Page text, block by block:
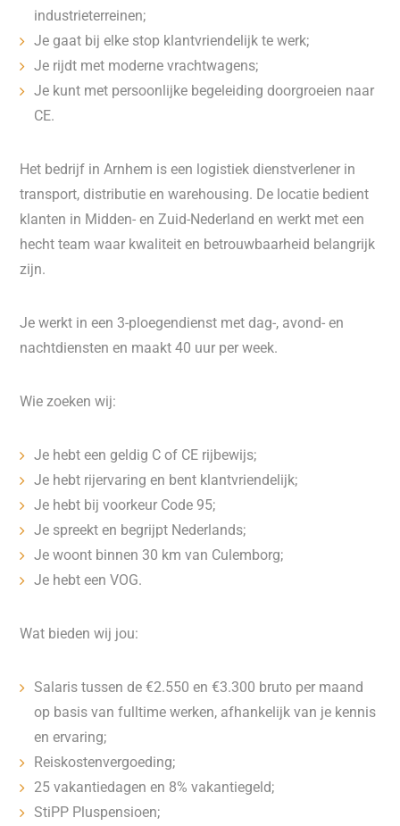
industrieterreinen;
Je gaat bij elke stop klantvriendelijk te werk;
Je rijdt met moderne vrachtwagens;
Je kunt met persoonlijke begeleiding doorgroeien naar
CE.
Het bedrijf in Arnhem is een logistiek dienstverlener in
transport, distributie en warehousing. De locatie bedient
klanten in Midden- en Zuid-Nederland en werkt met een
hecht team waar kwaliteit en betrouwbaarheid belangrijk
zijn.
Je werkt in een 3-ploegendienst met dag-, avond- en
nachtdiensten en maakt 40 uur per week.
Wie zoeken wij:
Je hebt een geldig C of CE rijbewijs;
Je hebt rijervaring en bent klantvriendelijk;
Je hebt bij voorkeur Code 95;
Je spreekt en begrijpt Nederlands;
Je woont binnen 30 km van Culemborg;
Je hebt een VOG.
Wat bieden wij jou:
Salaris tussen de €2.550 en €3.300 bruto per maand
op basis van fulltime werken, afhankelijk van je kennis
en ervaring;
Reiskostenvergoeding;
25 vakantiedagen en 8% vakantiegeld;
StiPP Pluspensioen;